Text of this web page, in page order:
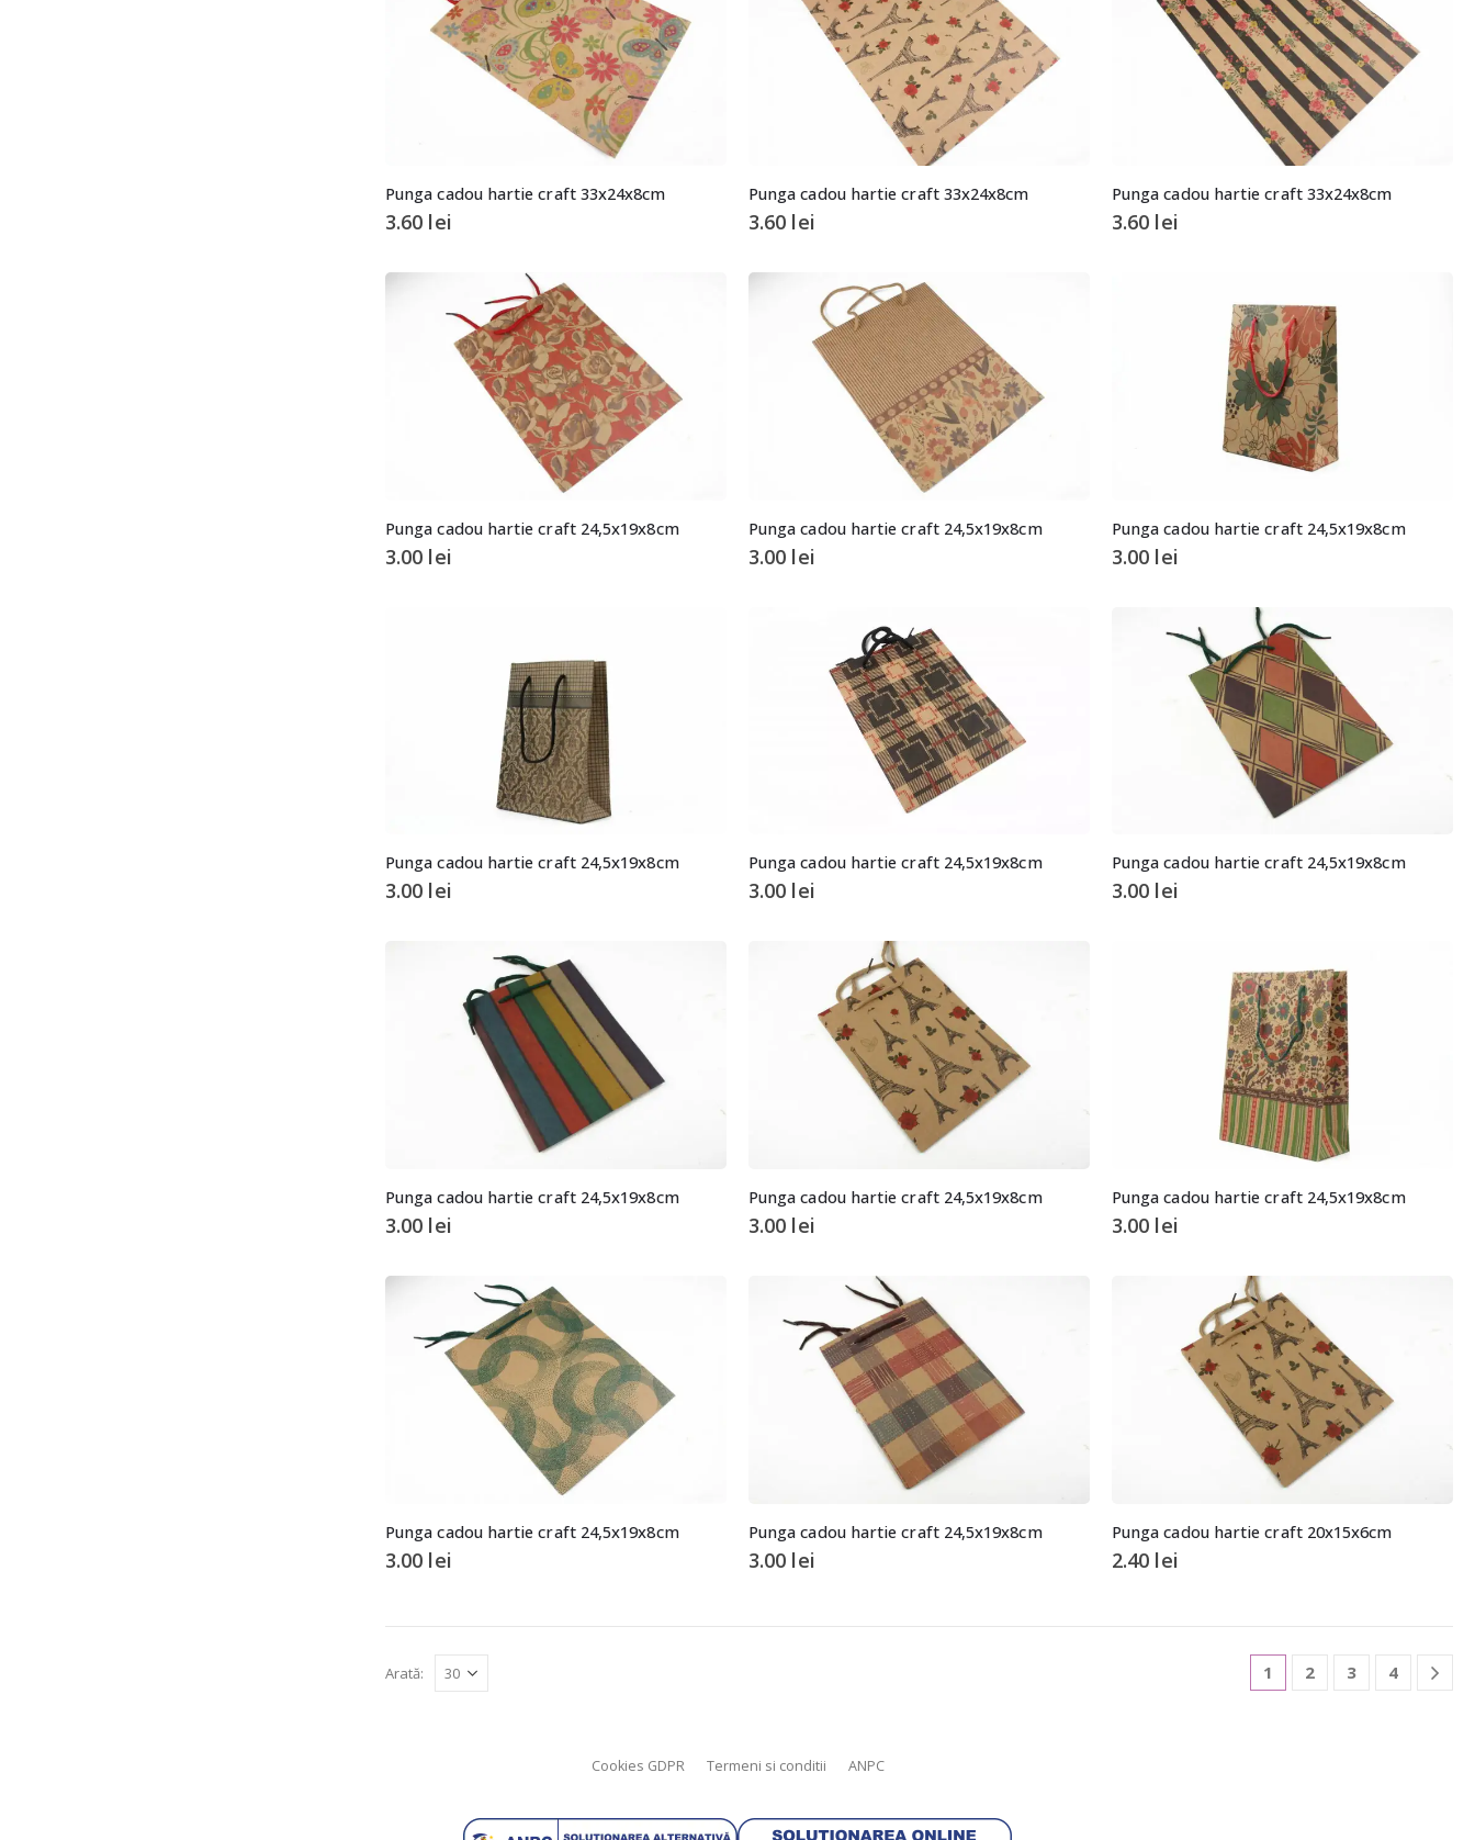
Punga cadou hartie craft 33x24x8cm
3.60 lei
Punga cadou hartie craft 33x24x8cm
3.60 lei
Punga cadou hartie craft 33x24x8cm
3.60 lei
Punga cadou hartie craft 24,5x19x8cm
3.00 lei
Punga cadou hartie craft 24,5x19x8cm
3.00 lei
Punga cadou hartie craft 24,5x19x8cm
3.00 lei
Punga cadou hartie craft 24,5x19x8cm
3.00 lei
Punga cadou hartie craft 24,5x19x8cm
3.00 lei
Punga cadou hartie craft 24,5x19x8cm
3.00 lei
Punga cadou hartie craft 24,5x19x8cm
3.00 lei
Punga cadou hartie craft 24,5x19x8cm
3.00 lei
Punga cadou hartie craft 24,5x19x8cm
3.00 lei
Punga cadou hartie craft 24,5x19x8cm
3.00 lei
Punga cadou hartie craft 24,5x19x8cm
3.00 lei
Punga cadou hartie craft 20x15x6cm
2.40 lei
Arată: 1 2 3 4
Cookies GDPR Termeni si conditii ANPC